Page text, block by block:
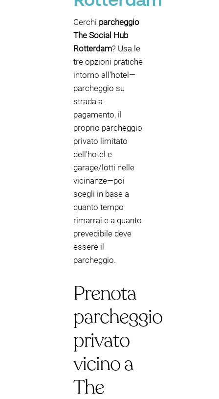
Cerchi parcheggio
The Social Hub
Rotterdam? Usa le
tre opzioni pratiche
intorno all'hotel—
parcheggio su
strada a
pagamento, il
proprio parcheggio
privato limitato
dell'hotel e
garage/lotti nelle
vicinanze—poi
scegli in base a
quanto tempo
rimarrai e a quanto
prevedibile deve
essere il
parcheggio.
Prenota
parcheggio
privato
vicino a
The